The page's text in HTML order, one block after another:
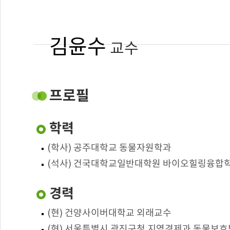
김윤수교수
전공: 동물매개치료
담당교과: 애견문화사, 반려견스포츠, 반려동물
동물매개치료
프로필
학력
(학사) 공주대학교 동물자원학과
(석사) 건국대학교일반대학원 바이오힐링융합
경력
(현) 건양사이버대학교 외래교수